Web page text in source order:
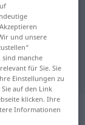
für
und unsere
manche
für Sie. Sie
Einstellungen zu
auf den Link
klicken. Ihre
Informationen